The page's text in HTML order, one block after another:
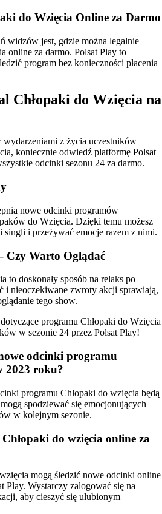
do Wzięcia Online za Darmo
widzów jest, gdzie można legalnie
online za darmo. Polsat Play to
program bez konieczności płacenia
Chłopaki do Wzięcia na
wydarzeniami z życia uczestników
koniecznie odwiedź platformę Polsat
odcinki sezonu 24 za darmo.
nowe odcinki programów
do Wzięcia. Dzięki temu możesz
singli i przeżywać emocje razem z nimi.
Czy Warto Oglądać
to doskonały sposób na relaks po
i nieoczekiwane zwroty akcji sprawiają,
tego show.
programu Chłopaki do Wzięcia
w sezonie 24 przez Polsat Play!
odcinki programu
2023 roku?
programu Chłopaki do wzięcia będą
spodziewać się emocjonujących
w kolejnym sezonie.
do wzięcia online za
mogą śledzić nowe odcinki online
Play. Wystarczy zalogować się na
aby cieszyć się ulubionym